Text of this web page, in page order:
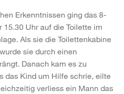
Erkenntnissen ging das 8-
15.30 Uhr auf die Toilette im
Als sie die Toilettenkabine
sie durch einen
Danach kam es zu
das Kind um Hilfe schrie, eilte
verliess ein Mann das